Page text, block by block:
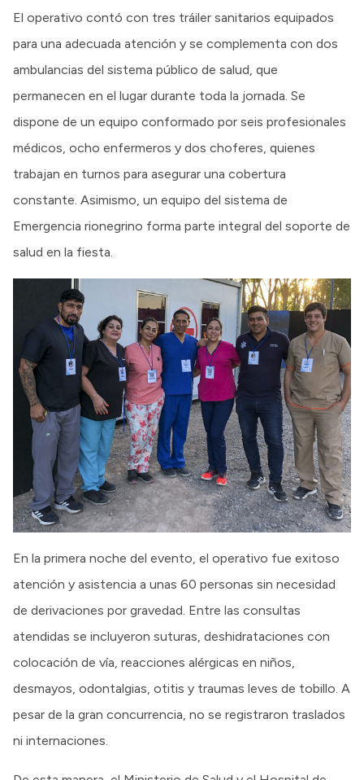
El operativo contó con tres tráiler sanitarios equipados
para una adecuada atención y se complementa con dos
ambulancias del sistema público de salud, que
permanecen en el lugar durante toda la jornada. Se
dispone de un equipo conformado por seis profesionales
médicos, ocho enfermeros y dos choferes, quienes
trabajan en turnos para asegurar una cobertura
constante. Asimismo, un equipo del sistema de
Emergencia rionegrino forma parte integral del soporte de
salud en la fiesta.
En la primera noche del evento, el operativo fue exitoso
atención y asistencia a unas 60 personas sin necesidad
de derivaciones por gravedad. Entre las consultas
atendidas se incluyeron suturas, deshidrataciones con
colocación de vía, reacciones alérgicas en niños,
desmayos, odontalgias, otitis y traumas leves de tobillo. A
pesar de la gran concurrencia, no se registraron traslados
ni internaciones.